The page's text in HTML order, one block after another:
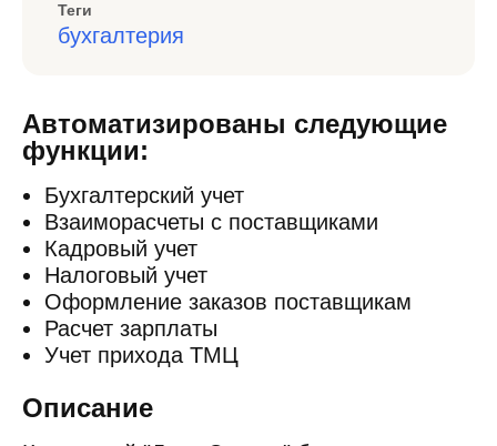
Теги
бухгалтерия
Автоматизированы следующие
функции:
Бухгалтерский учет
Взаиморасчеты с поставщиками
Кадровый учет
Налоговый учет
Оформление заказов поставщикам
Расчет зарплаты
Учет прихода ТМЦ
Описание